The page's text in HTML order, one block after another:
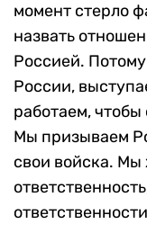
момент стерло
назвать
Россией.
России,
работаем,
Мы призываем
свои войска. Мы